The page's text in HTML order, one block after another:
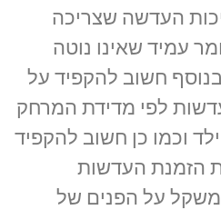
העדשה שצריכה
עמיד שאינו נוטה
חשוב להקפיד על
לפי מדידת המרחק
וכמו כן חשוב להקפיד
הזמנת העדשות
על הפנים של